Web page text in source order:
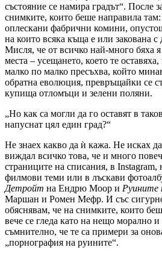
състояние се намира градът“. После
снимките, които беше направила
оплескани фабрични комини,
на които всяка къща е или закована
Мисля, че от всичко най-много бяха
места – усещането, което те
малко по малко пресъхва, който
обратна еволюция, превръщайки се
купища отломъци и зелени поляни.
„Но как са могли да го оставят в
напуснат цял един град?“
Не знаех какво да ѝ кажа. Не исках
виждал всичко това, че и много
страниците на списания, в
филмови теми или в лъскави
Детройт на Ендрю Моор и Руините
Маршан и Ромен Мефр. И със
обяснявам, че на снимките, които
вече се гледа като на нещо морално
съмнително, че те са примери за
„порнография на руините“.